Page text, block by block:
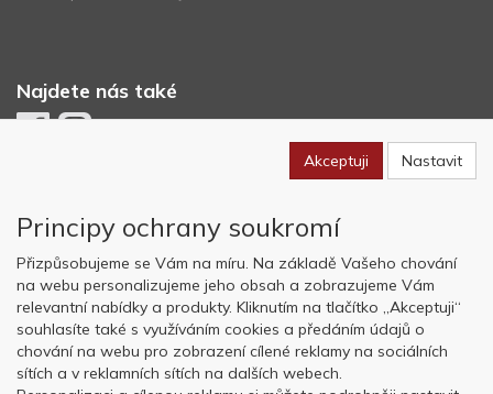
Najdete nás také
Copyright © OK AVIATION Base, s.r.o. 2022, powered byABRA E-
shop
Akceptuji Nastavit
Principy ochrany soukromí
Přizpůsobujeme se Vám na míru. Na základě Vašeho chování
na webu personalizujeme jeho obsah a zobrazujeme Vám
relevantní nabídky a produkty. Kliknutím na tlačítko „Akceptuji“
souhlasíte také s využíváním cookies a předáním údajů o
chování na webu pro zobrazení cílené reklamy na sociálních
sítích a v reklamních sítích na dalších webech.